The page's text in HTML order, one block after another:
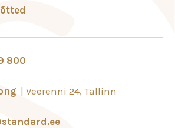
800
Veerenni 24, Tallinn